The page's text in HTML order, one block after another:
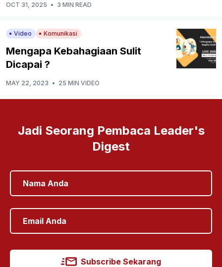
OCT 31, 2025 • 3 MIN READ
Video Komunikasi
Mengapa Kebahagiaan Sulit
Dicapai ?
MAY 22, 2023 • 25 MIN VIDEO
Jadi Seorang Pembaca Leader's
Digest
Subscribe Sekarang